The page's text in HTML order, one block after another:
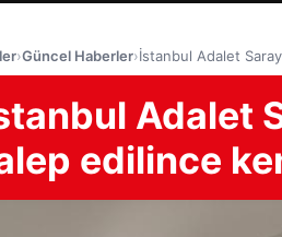
›Güncel Haberler›İstanbul Adalet
Adalet
edilince